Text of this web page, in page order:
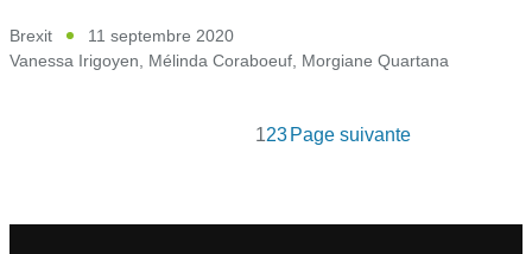
Brexit
11 septembre 2020
Vanessa Irigoyen, Mélinda Coraboeuf, Morgiane Quartana
123Page suivante